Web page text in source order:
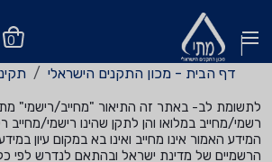
0
דף הבית - מכון התקנים הישראלי
לתשומת לב- באתר זה התיאור "מחייב/רישמי"
רשמי/מחייב במלואו והן לתקן שהינו רישמי/
המידע האמור אינו מחייב ואינו בא במקום עיון
הרשמיים של מדינת ישראל ובהתאם לנדרש לפי